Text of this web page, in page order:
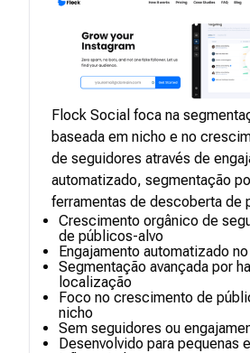
Flock Social foca na
baseada em nicho e no
de seguidores através de
automatizado, segmentação
ferramentas de descoberta de
Crescimento orgânico de
de públicos-alvo
Engajamento automatizado
Segmentação avançada por
localização
Foco no crescimento de
nicho
Sem seguidores ou
Desenvolvido para pequenas